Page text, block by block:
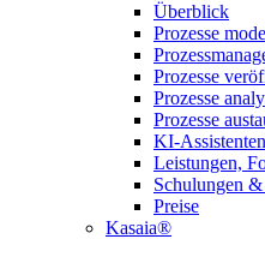
Überblick
Prozesse
Prozesse
Prozesse
Prozesse
KI-Assistenten
Leistungen,
Schulungen
Preise
Kasaia®